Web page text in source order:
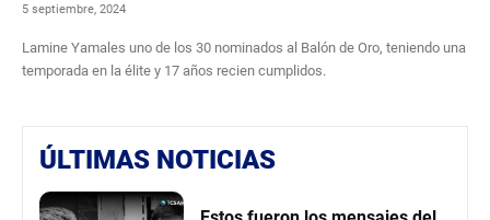
5 septiembre, 2024
Lamine Yamales uno de los 30 nominados al Balón de Oro, teniendo una
temporada en la élite y 17 años recien cumplidos.
ÚLTIMAS NOTICIAS